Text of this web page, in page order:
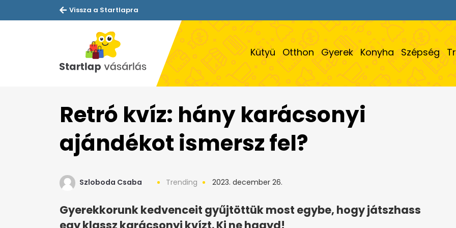
Vissza a Startlapra
Kütyü Otthon Gyerek Konyha Szépség
Retró kvíz: hány karácsonyi
ajándékot ismersz fel?
Szloboda Csaba Trending 2023. december 26.
Gyerekkorunk kedvenceit gyűjtöttük most egybe, hogy játszhass